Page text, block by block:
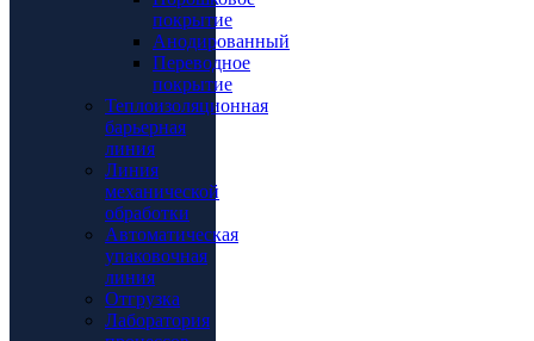
покрытие
Анодированный
Переводное
покрытие
Теплоизоляционная
барьерная
линия
Линия
механической
обработки
Автоматическая
упаковочная
линия
Отгрузка
Лаборатория